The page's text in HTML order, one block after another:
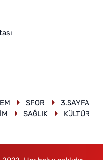
SPOR
3.SAYFA
SAĞLIK KÜLTÜR